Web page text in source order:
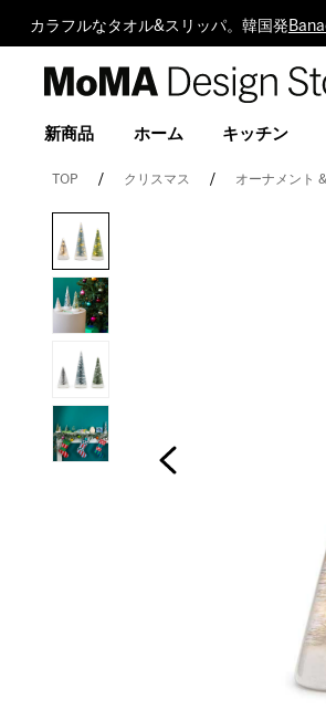
カラフルなタオル&スリッパ。韓国発
新商品 ホーム キッチン
TOP クリスマス オーナメント